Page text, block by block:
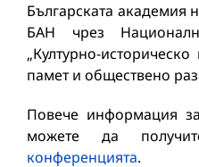
Българската академия
БАН чрез
„Културно-
памет и обществено
Повече информация
можете да
конференцията.